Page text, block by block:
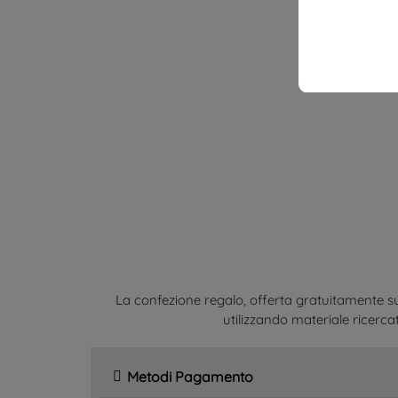
La confezione regalo, offerta gratuitamente
utilizzando materiale
Metodi Pagamento